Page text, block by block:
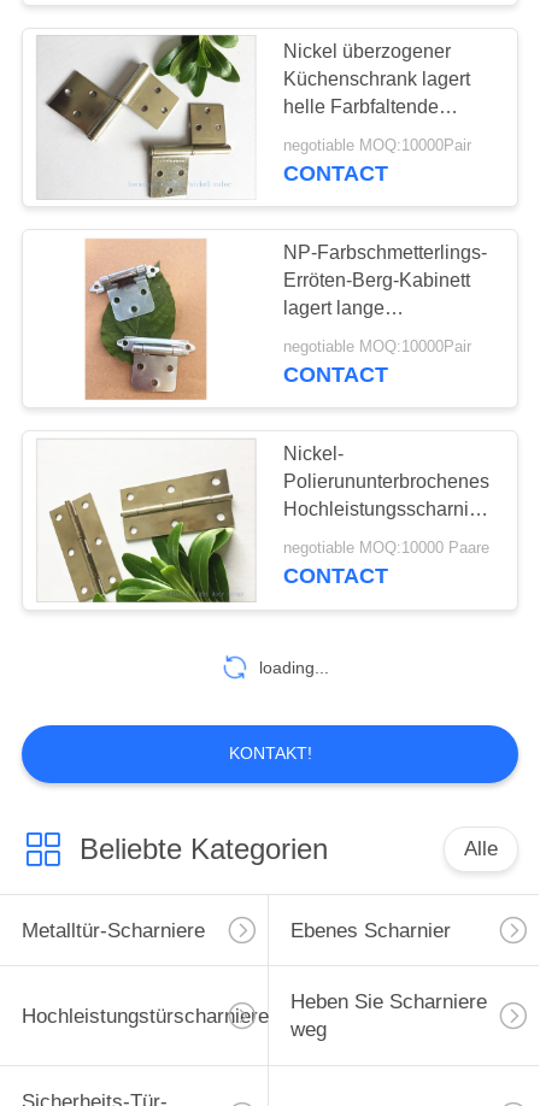
Nickel überzogener
Küchenschrank lagert
helle Farbfaltende
Funktions-Möbel-
Hardware schwenkbar
negotiable MOQ:10000Pair
CONTACT
NP-Farbschmetterlings-
Erröten-Berg-Kabinett
lagert lange
Berufsleben-hohe
Haltbarkeit schwenkbar
negotiable MOQ:10000Pair
CONTACT
Nickel-
Polierununterbrochenes
Hochleistungsscharnier
starke Courraged-
Kasten-Verpackung
negotiable MOQ:10000 Paare
CONTACT
loading...
KONTAKT!
Beliebte Kategorien Alle
Metalltür-Scharniere Ebenes Scharnier
Hochleistungstürscharniere
Heben Sie Scharniere
weg